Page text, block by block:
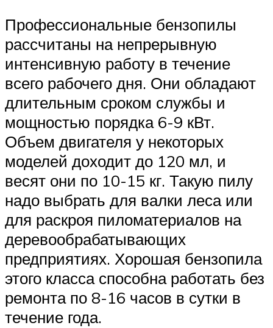
Профессиональные бензопилы
рассчитаны на непрерывную
интенсивную работу в течение
всего рабочего дня. Они обладают
длительным сроком службы и
мощностью порядка 6-9 кВт.
Объем двигателя у некоторых
моделей доходит до 120 мл, и
весят они по 10-15 кг. Такую пилу
надо выбрать для валки леса или
для раскроя пиломатериалов на
деревообрабатывающих
предприятиях. Хорошая бензопила
этого класса способна работать без
ремонта по 8-16 часов в сутки в
течение года.